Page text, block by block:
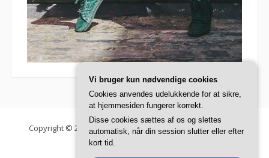
Copyright © 2026 Danish Fashion Institute. Alle rettigheder
forbeholdes.
Vi bruger kun nødvendige cookies
Cookies anvendes udelukkende for at sikre,
at hjemmesiden fungerer korrekt.
Disse cookies sættes af os og slettes
automatisk, når din session slutter eller efter
kort tid.